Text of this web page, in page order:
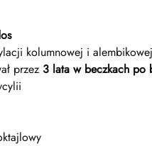
kolumnowej i alembikowej
przez 3 lata w beczkach po